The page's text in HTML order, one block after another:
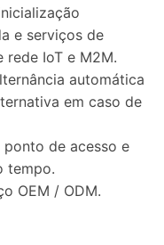
e serviços de
rede IoT e M2M.
automática
em caso de
ponto de acesso e
tempo.
OEM / ODM.